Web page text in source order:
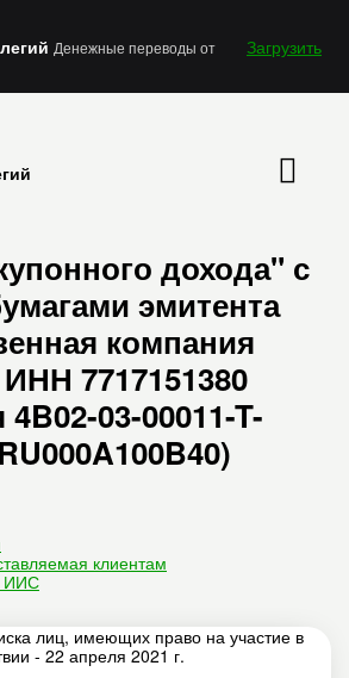
Денежные переводы от
Загрузить
дохода" с
эмитента
компания
7717151380
03-00011-T-
клиентам
ИИС
лиц, имеющих право на участие в
- 22 апреля 2021 г.